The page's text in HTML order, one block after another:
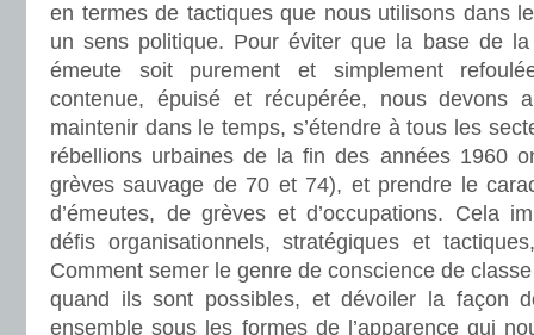
en termes de tactiques que nous utilisons dans
un sens politique. Pour éviter que la base de
émeute soit purement et simplement
contenue, épuisé et récupérée, nous devons
maintenir dans le temps, s’étendre à tous les
rébellions urbaines de la fin des années 1960
grèves sauvage de 70 et 74), et prendre le
d’émeutes, de grèves et d’occupations. Cela
défis organisationnels, stratégiques et
Comment semer le genre de conscience de
quand ils sont possibles, et dévoiler la façon
ensemble sous les formes de l’apparence qui